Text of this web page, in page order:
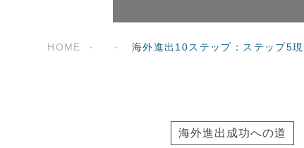
HOME 海外進出10ステップ：ステップ5
海外進出成功への道